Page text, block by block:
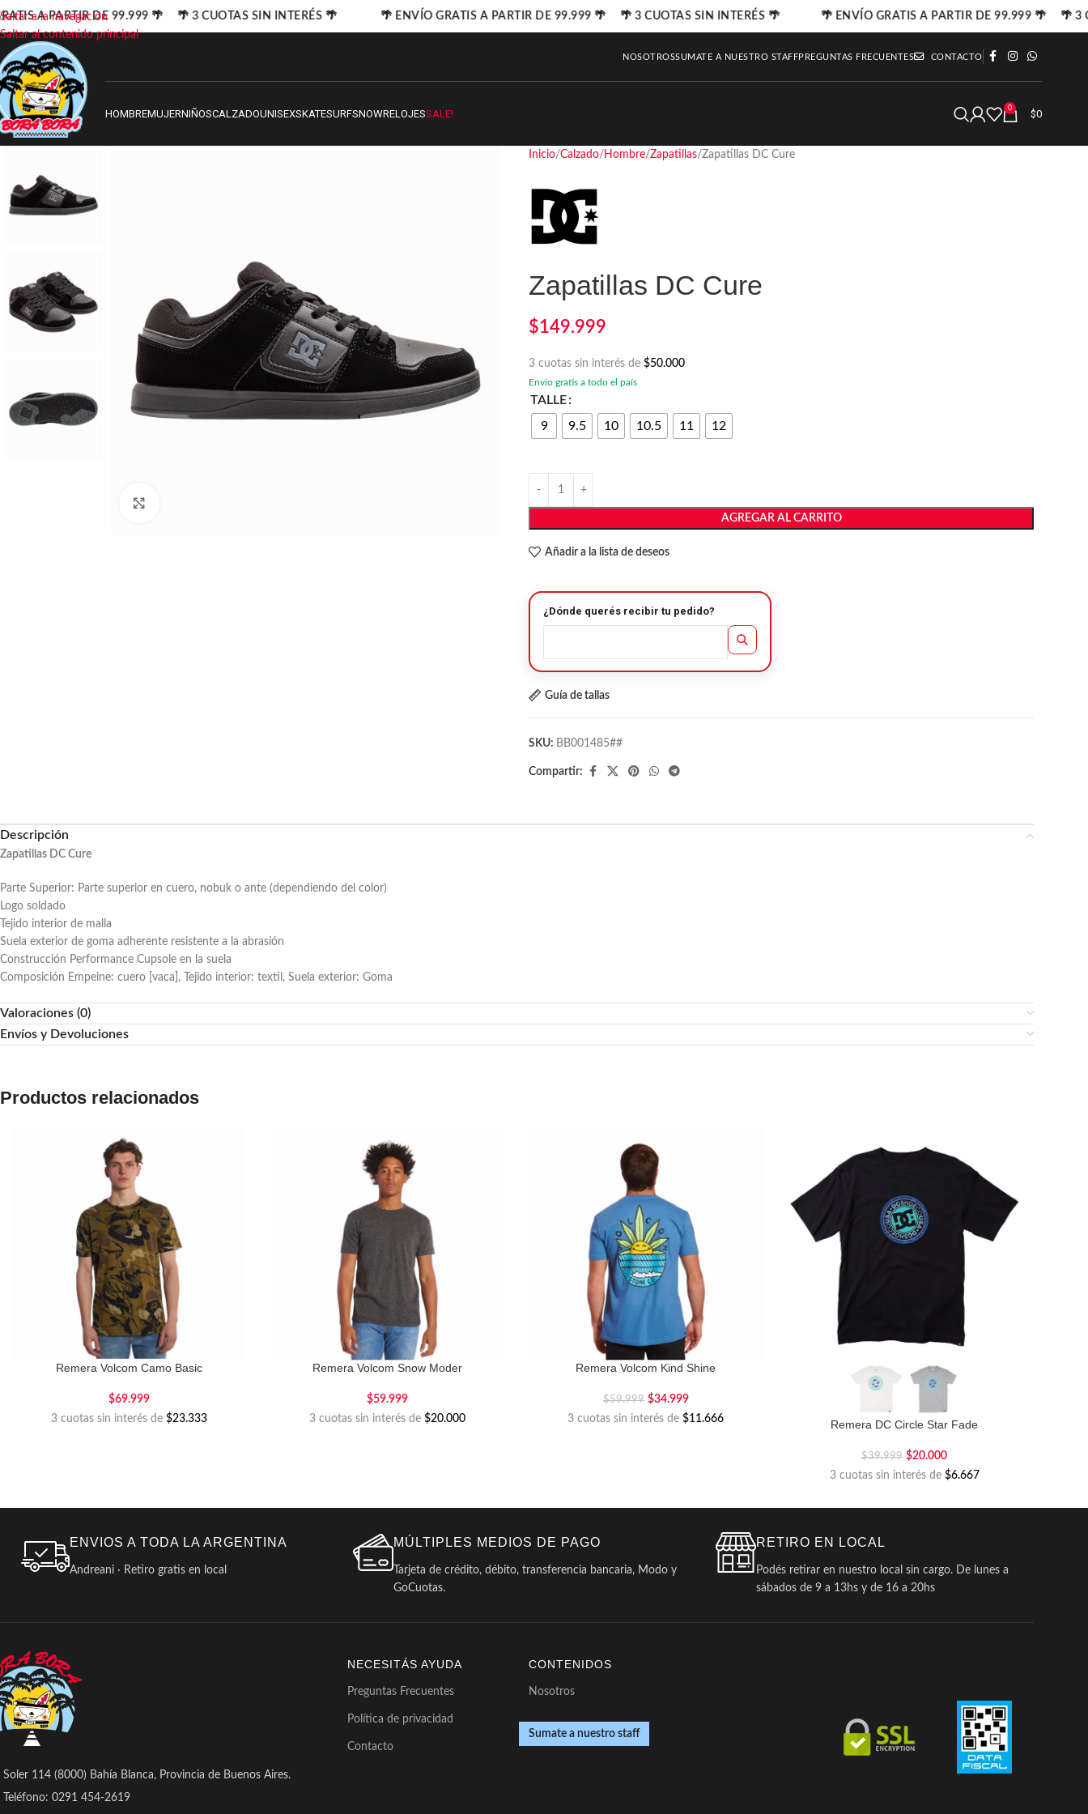
Saltar a la navegación
Saltar al contenido principal
NOSOTROSSUMATE A NUESTRO STAFFPREGUNTAS FRECUENTES CONTACTO
HOMBREMUJERNIÑOSCALZADOUNISEXSKATESURFSNOWRELOJESSALE! 0 $0
Inicio Calzado Hombre Zapatillas Zapatillas DC Cure
Zapatillas DC Cure
$149.999
3 cuotas sin interés de$50.000
Envío gratis a todo el país
TALLE
9
9.5 10 10.5 11 12
AGREGAR AL CARRITO
Añadir a la lista de deseos
¿Dónde querés recibir tu pedido?
Guía de tallas
SKU: BB001485##
Compartir:
Descripción
Zapatillas DC Cure
Parte Superior: Parte superior en cuero, nobuk o ante (dependiendo del color)
Logo soldado
Tejido interior de malla
Suela exterior de goma adherente resistente a la abrasión
Construcción Performance Cupsole en la suela
Composición Empeine: cuero [vaca], Tejido interior: textil, Suela exterior: Goma
Valoraciones (0)
Envíos y Devoluciones
Productos relacionados
Remera Volcom Camo Basic
$69.999
3 cuotas sin interés de$23.333
Remera Volcom Snow Moder
$59.999
3 cuotas sin interés de$20.000
Remera Volcom Kind Shine
$59.999 $34.999
3 cuotas sin interés de$11.666 Remera DC Circle Star Fade
$39.999 $20.000
3 cuotas sin interés de $6.667
ENVIOS A TODA LA ARGENTINA
Andreani · Retiro gratis en local
MÚLTIPLES MEDIOS DE PAGO
Tarjeta de crédito, débito, transferencia bancaria, Modo y
GoCuotas.
RETIRO EN LOCAL
Podés retirar en nuestro local sin cargo. De lunes a
sábados de 9 a 13hs y de 16 a 20hs
Soler 114 (8000) Bahía Blanca, Provincia de Buenos Aires.
Teléfono: 0291 454-2619
NECESITÁS AYUDA
Preguntas Frecuentes
Política de privacidad
Contacto
CONTENIDOS
Nosotros
Sumate a nuestro staff
A PARTIR DE 99.999 🌴 🌴 3 CUOTAS SIN INTERÉS 🌴 🌴 ENVÍO GRATIS A PARTIR DE 99.999 🌴 🌴 3 CUOTAS SIN INTERÉS 🌴 🌴 ENVÍO GRATIS A PARTIR DE 99.999 🌴 🌴 3